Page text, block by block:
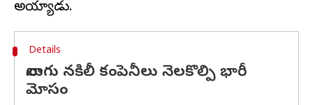
Details
నాలుగు నకిలీ కంపెనీలు నెలకొల్పి భారీ
మోసం